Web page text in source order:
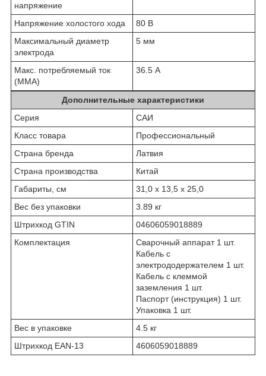
напряжение
Напряжение холостого хода
80 В
Максимальный диаметр
электрода
5 мм
Макс. потребляемый ток
(MMA)
36.5 А
Дополнительные характеристики
Серия
САИ
Класс товара
Профессиональный
Страна бренда
Латвия
Страна производства
Китай
Габариты, см
31,0 х 13,5 х 25,0
Вес без упаковки
3.89 кг
Штрихкод GTIN
04606059018889
Комплектация
Сварочный аппарат 1 шт.
Кабель с
электрододержателем 1 шт.
Кабель с клеммой
заземления 1 шт.
Паспорт (инструкция) 1 шт.
Упаковка 1 шт.
Вес в упаковке
4.5 кг
Штрихкод EAN-13
4606059018889